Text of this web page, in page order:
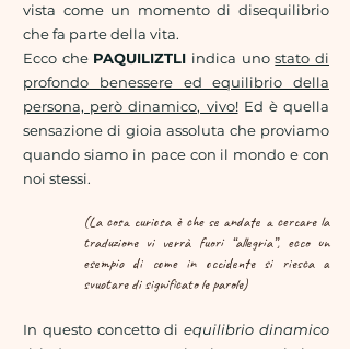
vista come un momento di disequilibrio
che fa parte della vita.
Ecco che PAQUILIZTLI indica unostato di
profondo benessere ed equilibrio della
persona, però dinamico, vivo!Ed è quella
sensazione di gioia assoluta che proviamo
quando siamo in pace con il mondo e con
noi stessi.
(La cosa curiosa è che se andate a cercare la
traduzione vi verrà fuori “allegria”, ecco un
esempio di come in occidente si riesca a
svuotare di significato le parole)
In questo concetto diequilibrio dinamico